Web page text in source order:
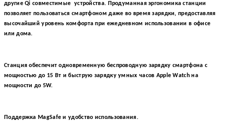
другие Qi совместимые устройства. Продуманная эргономика станции
позволяет пользоваться смартфоном даже во время зарядки, предоставляя
высочайший уровень комфорта при ежедневном использовании в офисе
или дома.
Станция обеспечит одновременную беспроводную зарядку смартфона с
мощностью до 15 Вт и быструю зарядку умных часов Apple Watch на
мощности до 5W.
Поддержка MagSafe и удобство использования.